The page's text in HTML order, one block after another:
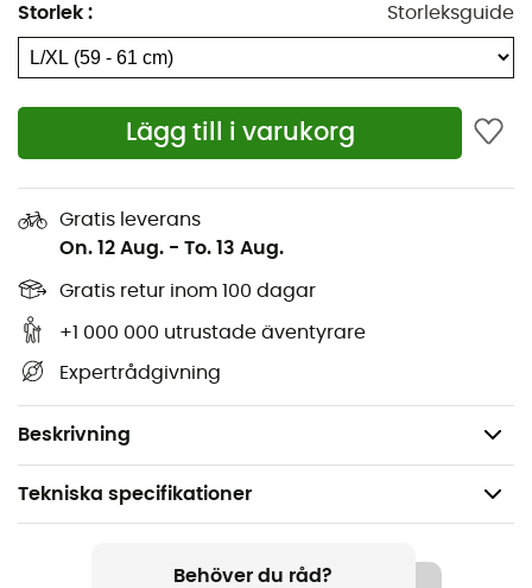
Storlek : Storleksguide
Lägg till i varukorg
Gratis leverans
On. 12 Aug. - To. 13 Aug.
Gratis retur inom 100 dagar
+1 000 000 utrustade äventyrare
Expertrådgivning
Beskrivning
Impact Shields: stötskyddsteknologi som sprider
Unikt ventilationssystem: 22 ventilationsöppningar
som gör det möjligt att justera och kontrollera
luftflödet
Bekvämt inre, lätt att justera
Magnetiskt spänne för säkerhet och enkel
hantering
Avtagbara öronskydd
Vikt: 580 g
Tekniska specifikationer
Alpin Skidåkning / Ski / Snowboard / All mountain
Behöver du råd?